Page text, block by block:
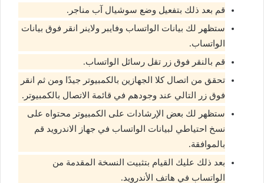
قم بعد ذلك بتفعيل وضع سوشيال آب مناجر.
ستظهر لك بيانات الواتساب وفايبر ولاينر انقر فوق بيانات
الواتساب.
قم بالنقر فوق زر تقل رسائل الواتساب.
تحقق من اتصال كلا الجهازين بالكمبيوتر جيدًا ومن ثم انقر
فوق زر التالي عند وجودهم في قائمة الاتصال بالكمبيوتر.
ستظهر لك بعض الإرشادات على الكمبيوتر محتواه على
نسخ احتياطي لبيانات الواتساب في جهاز الاندرويد قم
بالموافقة.
بعد ذلك عليك القيام بتثبيت النسخة المقدمة من
الواتساب في هاتف الأندرويد.